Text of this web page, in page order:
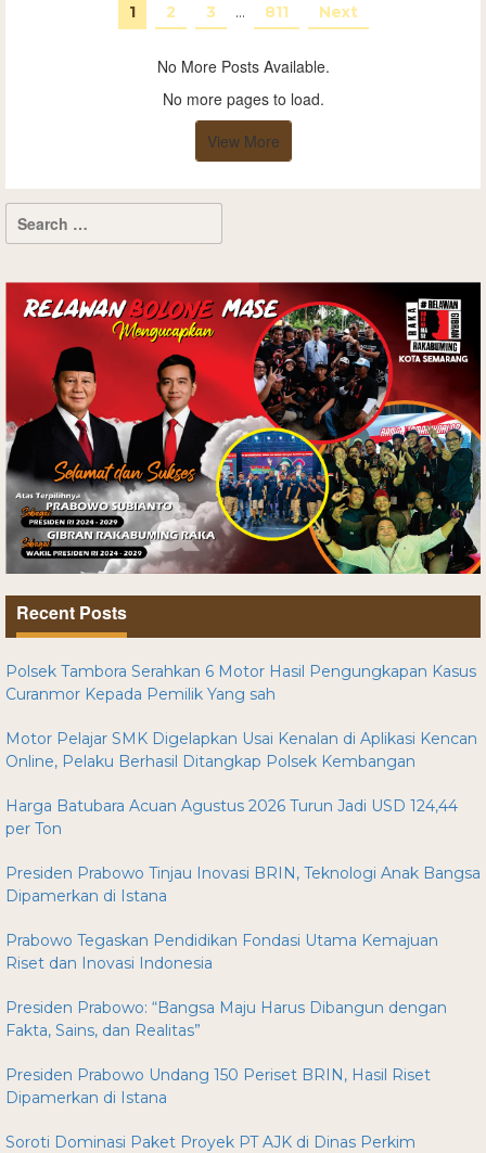
1 2 3 … 811 Next
No More Posts Available.
No more pages to load.
View More
Recent Posts
Polsek Tambora Serahkan 6 Motor Hasil Pengungkapan Kasus
Curanmor Kepada Pemilik Yang sah
Motor Pelajar SMK Digelapkan Usai Kenalan di Aplikasi Kencan
Online, Pelaku Berhasil Ditangkap Polsek Kembangan
Harga Batubara Acuan Agustus 2026 Turun Jadi USD 124,44
per Ton
Presiden Prabowo Tinjau Inovasi BRIN, Teknologi Anak Bangsa
Dipamerkan di Istana
Prabowo Tegaskan Pendidikan Fondasi Utama Kemajuan
Riset dan Inovasi Indonesia
Presiden Prabowo: “Bangsa Maju Harus Dibangun dengan
Fakta, Sains, dan Realitas”
Presiden Prabowo Undang 150 Periset BRIN, Hasil Riset
Dipamerkan di Istana
Soroti Dominasi Paket Proyek PT AJK di Dinas Perkim